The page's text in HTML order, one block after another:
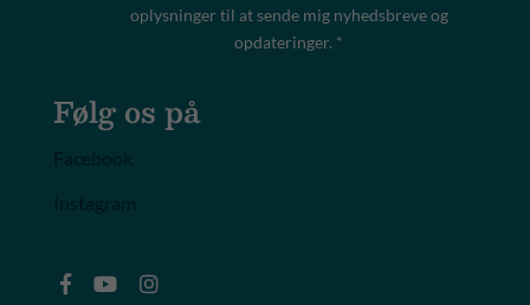
oplysninger til at sende mig nyhedsbreve og
opdateringer. *
Følg os på